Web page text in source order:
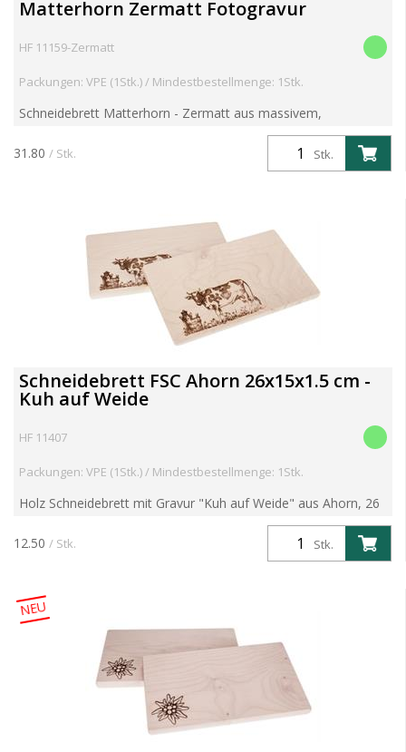
Matterhorn Zermatt Fotogravur
HF 11159-Zermatt
Packungen: VPE (1Stk.) / Mindestbestellmenge: 1Stk.
Schneidebrett Matterhorn - Zermatt aus massivem,
unverleimtem europäischem Ahorn Holz FSC Grösse: 26 x 15 x
1.2cm
Stk.
31.80 / Stk.
Schneidebrett FSC Ahorn 26x15x1.5 cm -
Kuh auf Weide
HF 11407
Packungen: VPE (1Stk.) / Mindestbestellmenge: 1Stk.
Holz Schneidebrett mit Gravur "Kuh auf Weide" aus Ahorn, 26
x 15 x 1,5 cm. Artikelgewicht 0.22 kg Verschiedene Motive
wählbar, auf Wunsch auch mit Ihrem Motiv. Kosten für...
Stk.
12.50 / Stk.
NEU